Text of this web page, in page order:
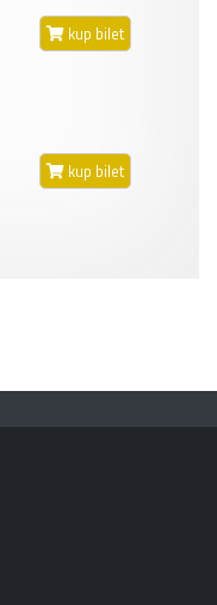
kup bilet
kup bilet